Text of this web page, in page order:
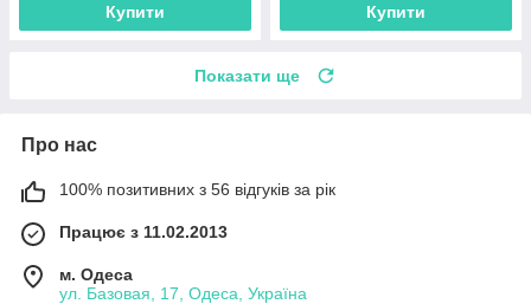
Купити Купити
Показати ще
Про нас
100% позитивних з 56 відгуків за рік
Працює з 11.02.2013
м. Одеса
ул. Базовая, 17, Одеса, Україна